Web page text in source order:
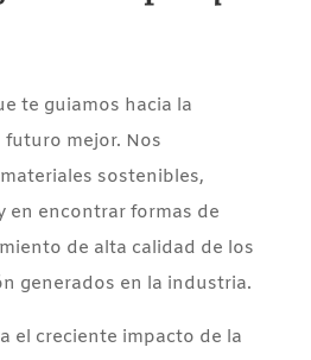
te guiamos hacia la
mejor. Nos
sostenibles,
en encontrar formas de
de alta calidad de los
generados en la industria.
el creciente impacto de la